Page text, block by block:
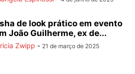
de look prático em evento
João Guilherme, ex de...
Zwipp - 21 de março de 2025